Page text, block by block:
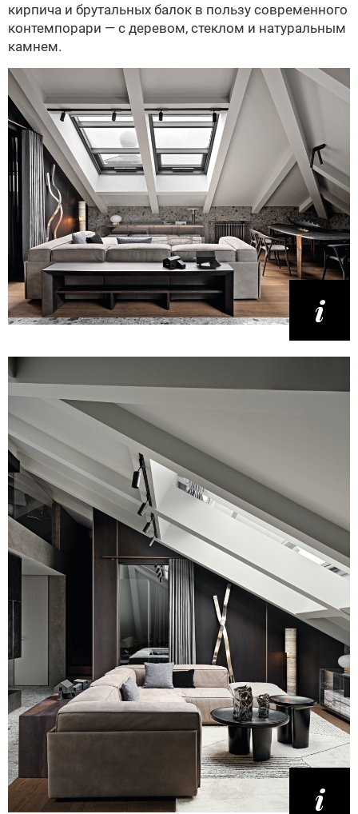
кирпича и брутальных балок в пользу современного
контемпорари — с деревом, стеклом и натуральным
камнем.